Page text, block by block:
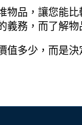
物品，讓您能
義務，而了解
值多少，而是